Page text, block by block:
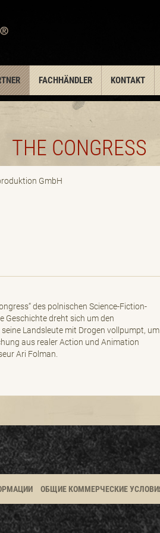
FACHHÄNDLER KONTAKT
THE CONGRESS
GmbH
des polnischen Science-Fiction-
Geschichte dreht sich um den
Landsleute mit Drogen vollpumpt, um
aus realer Action und Animation
Ari Folman.
ОБЩИЕ КОММЕРЧЕСКИЕ